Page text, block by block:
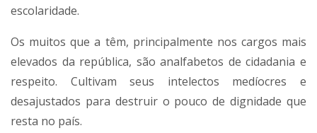
escolaridade.
Os muitos que a têm, principalmente nos cargos mais
elevados da república, são analfabetos de cidadania e
respeito. Cultivam seus intelectos medíocres e
desajustados para destruir o pouco de dignidade que
resta no país.